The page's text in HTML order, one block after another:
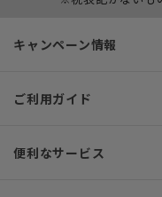
キャンペーン情報
ご利用ガイド
便利なサービス